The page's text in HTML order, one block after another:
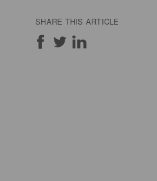
SHARE THIS ARTICLE